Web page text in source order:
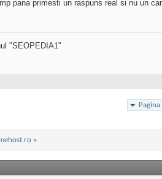
pana primesti un raspuns real si nu un
"SEOPEDIA1"
»